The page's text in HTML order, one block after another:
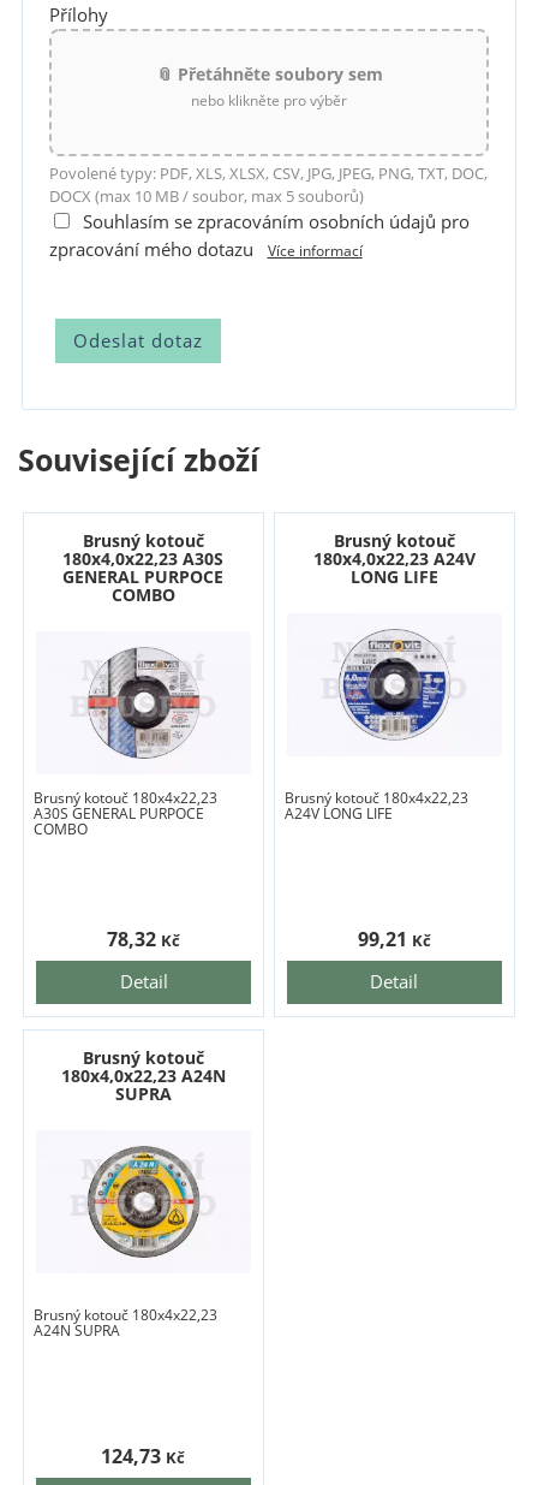
Přílohy
📎 Přetáhněte soubory sem
nebo klikněte pro výběr
Povolené typy: PDF, XLS, XLSX, CSV, JPG, JPEG, PNG, TXT, DOC,
DOCX (max 10 MB / soubor, max 5 souborů)
Souhlasím se zpracováním osobních údajů pro
zpracování mého dotazu
Více informací
Související zboží
Brusný kotouč
180x4,0x22,23 A30S
GENERAL PURPOCE
COMBO
Brusný kotouč 180x4x22,23
A30S GENERAL PURPOCE
COMBO
Detail
78,32 Kč
Brusný kotouč
180x4,0x22,23 A24V
LONG LIFE
Brusný kotouč 180x4x22,23
A24V LONG LIFE
Detail
99,21 Kč
Brusný kotouč
180x4,0x22,23 A24N
SUPRA
Brusný kotouč 180x4x22,23
A24N SUPRA
124,73 Kč